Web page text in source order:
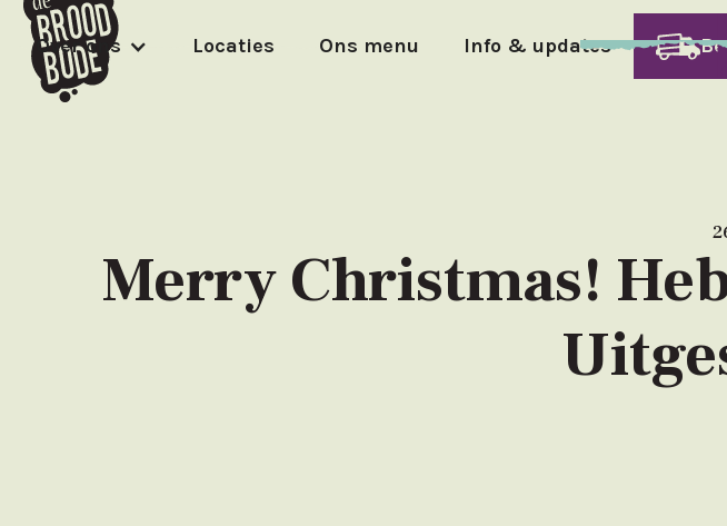
Over ons Locaties Ons menu Info & updates
Merry Christmas!